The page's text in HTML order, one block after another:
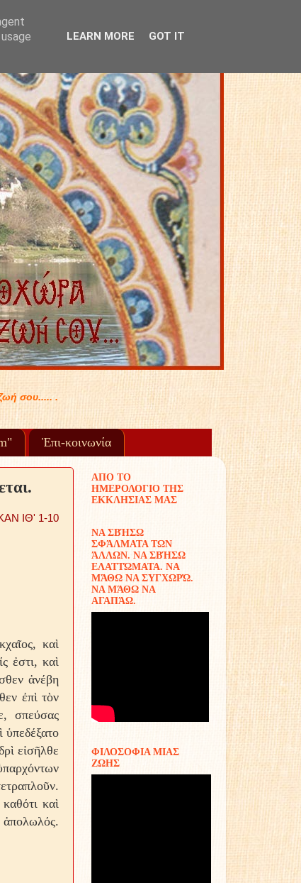
Ἐπι-κοινωνία
ΙΘ' 1-10
καὶ
ἐστι, καὶ
ἀνέβη
ἐπὶ τὸν
σπεύσας
ὑπεδέξατο
εἰσῆλθε
καὶ
ἀπολωλός.
ΑΠΟ ΤΟ
ΗΜΕΡΟΛΟΓΙΟ ΤΗΣ
ΕΚΚΛΗΣΙΑΣ ΜΑΣ
ΝΑ ΣΒΉΣΩ
ΣΦΆΛΜΑΤΑ ΤΩΝ
ΆΛΛΩΝ. ΝΑ ΣΒΉΣΩ
ΕΛΑΤΤΏΜΑΤΑ. ΝΑ
ΜΆΘΩ ΝΑ ΣΥΓΧΩΡΏ.
ΝΑ ΜΆΘΩ ΝΑ
ΑΓΑΠΆΩ.
ΦΙΛΟΣΟΦΙΑ ΜΙΑΣ
ΖΩΗΣ
LEARN MORE GOT IT